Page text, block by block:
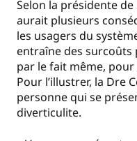
Selon la présidente de
aurait plusieurs
les usagers du
entraîne des surcoûts
par le fait même, pour
Pour l’illustrer, la Dre
personne qui se
diverticulite.